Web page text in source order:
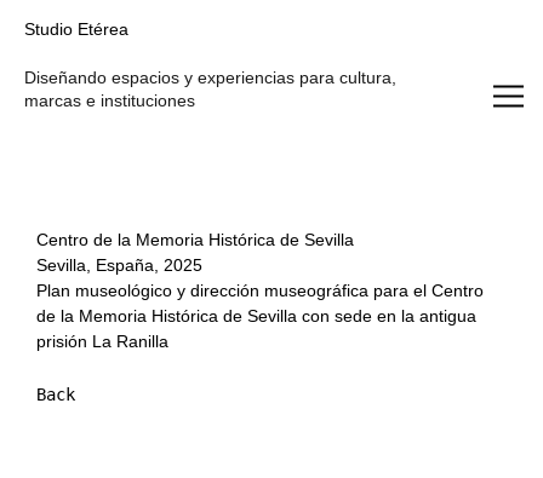
Studio Etérea
Diseñando espacios y experiencias para cultura,
marcas e instituciones
Centro de la Memoria Histórica de Sevilla
Sevilla, España, 2025
Plan museológico y dirección museográfica para el Centro
de la Memoria Histórica de Sevilla con sede en la antigua
prisión La Ranilla
Back